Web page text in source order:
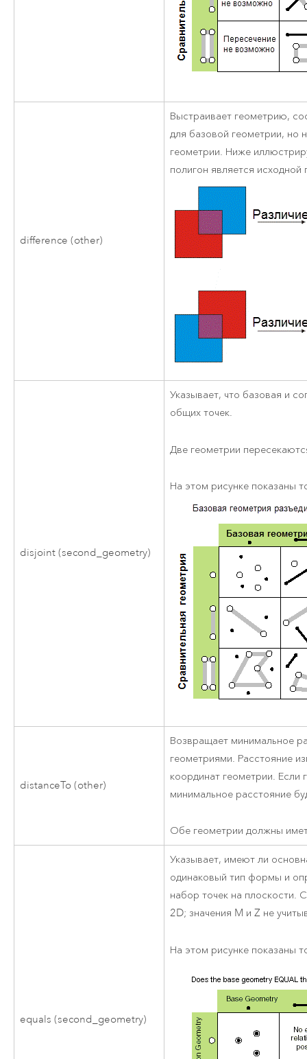
difference (other)
Выстраивает геометрию,
для базовой геометрии, но
геометрии. Ниже
полигон является исходной
disjoint (second_geometry)
Указывает, что базовая и
общих точек.
Две геометрии
На этом рисунке показаны
distanceTo (other)
Возвращает минимальное
геометриями. Расстояние
координат геометрии. Если
минимальное расстояние
Обе геометрии должны
equals (second_geometry)
Указывает, имеют ли
одинаковый тип формы и
набор точек на плоскости.
2D; значения M и Z не
На этом рисунке показаны